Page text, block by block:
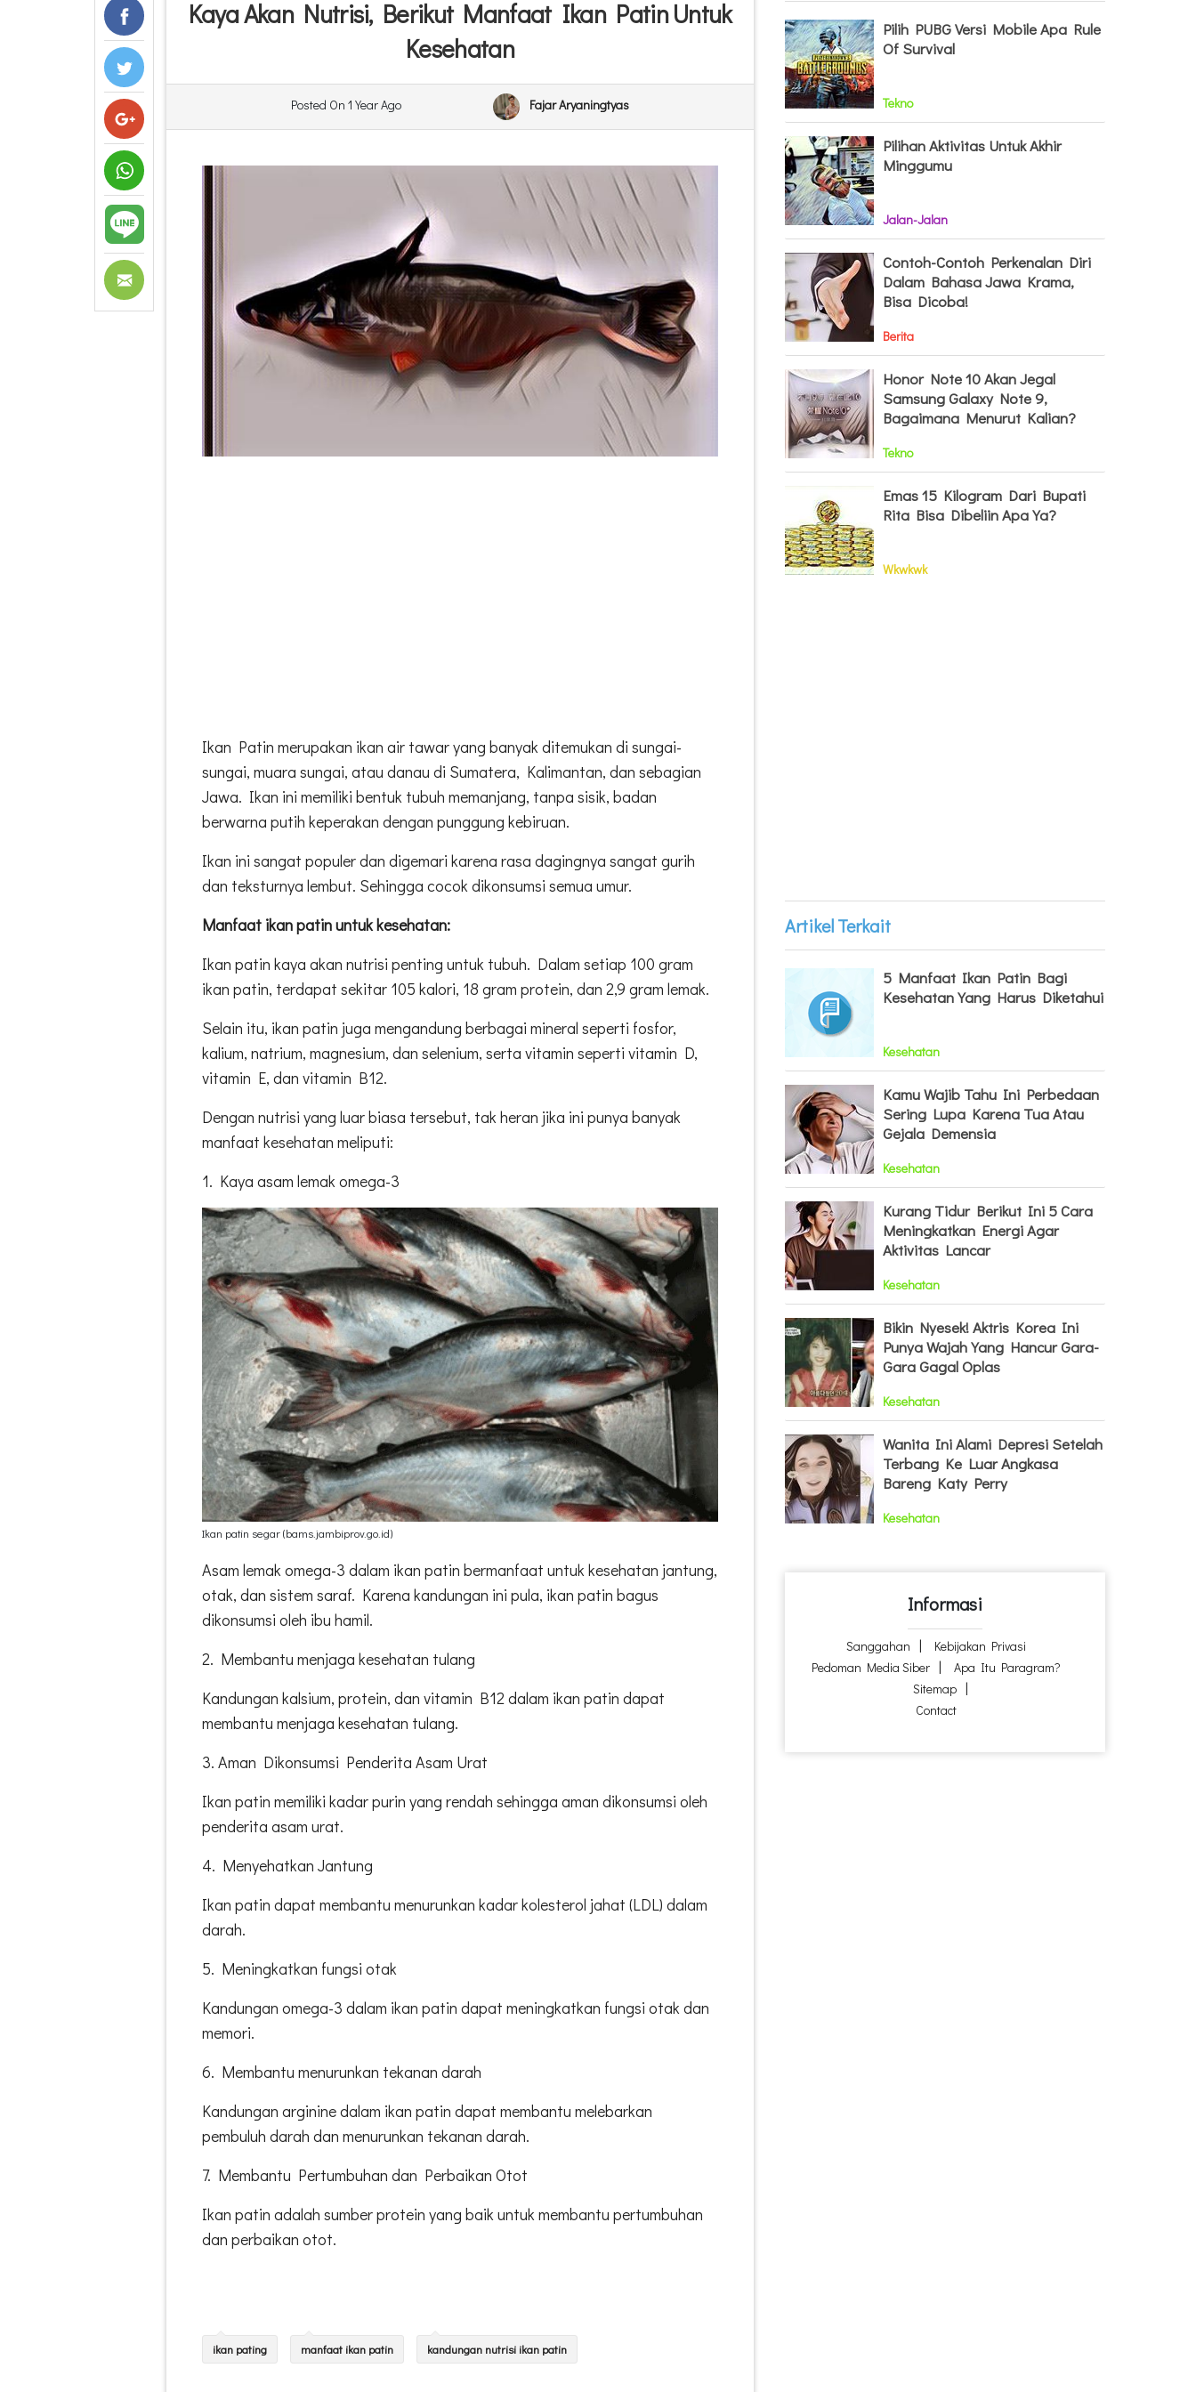
Kaya Akan Nutrisi, Berikut Manfaat Ikan Patin Untuk
Kesehatan
Posted On 1 Year Ago Fajar Aryaningtyas
Ikan Patin merupakan ikan air tawar yang banyak ditemukan di sungai-
sungai, muara sungai, atau danau di Sumatera, Kalimantan, dan sebagian
Jawa. Ikan ini memiliki bentuk tubuh memanjang, tanpa sisik, badan
berwarna putih keperakan dengan punggung kebiruan.
Ikan ini sangat populer dan digemari karena rasa dagingnya sangat gurih
dan teksturnya lembut. Sehingga cocok dikonsumsi semua umur.
Manfaat ikan patin untuk kesehatan:
Ikan patin kaya akan nutrisi penting untuk tubuh. Dalam setiap 100 gram
ikan patin, terdapat sekitar 105 kalori, 18 gram protein, dan 2,9 gram lemak.
Selain itu, ikan patin juga mengandung berbagai mineral seperti fosfor,
kalium, natrium, magnesium, dan selenium, serta vitamin seperti vitamin D,
vitamin E, dan vitamin B12.
Dengan nutrisi yang luar biasa tersebut, tak heran jika ini punya banyak
manfaat kesehatan meliputi:
1. Kaya asam lemak omega-3
Ikan patin segar (bams.jambiprov.go.id)
Asam lemak omega-3 dalam ikan patin bermanfaat untuk kesehatan jantung,
otak, dan sistem saraf. Karena kandungan ini pula, ikan patin bagus
dikonsumsi oleh ibu hamil.
2. Membantu menjaga kesehatan tulang
Kandungan kalsium, protein, dan vitamin B12 dalam ikan patin dapat
membantu menjaga kesehatan tulang.
3. Aman Dikonsumsi Penderita Asam Urat
Ikan patin memiliki kadar purin yang rendah sehingga aman dikonsumsi oleh
penderita asam urat.
4. Menyehatkan Jantung
Ikan patin dapat membantu menurunkan kadar kolesterol jahat (LDL) dalam
darah.
5. Meningkatkan fungsi otak
Kandungan omega-3 dalam ikan patin dapat meningkatkan fungsi otak dan
memori.
6. Membantu menurunkan tekanan darah
Kandungan arginine dalam ikan patin dapat membantu melebarkan
pembuluh darah dan menurunkan tekanan darah.
7. Membantu Pertumbuhan dan Perbaikan Otot
Ikan patin adalah sumber protein yang baik untuk membantu pertumbuhan
dan perbaikan otot.
ikan pating manfaat ikan patin kandungan nutrisi ikan patin
Pilih PUBG Versi Mobile Apa Rule
Of Survival
Tekno
Pilihan Aktivitas Untuk Akhir
Minggumu
Jalan-Jalan
Contoh-Contoh Perkenalan Diri
Dalam Bahasa Jawa Krama,
Bisa Dicoba!
Berita
Honor Note 10 Akan Jegal
Samsung Galaxy Note 9,
Bagaimana Menurut Kalian?
Tekno
Emas 15 Kilogram Dari Bupati
Rita Bisa Dibeliin Apa Ya?
Wkwkwk
Artikel Terkait
5 Manfaat Ikan Patin Bagi
Kesehatan Yang Harus Diketahui
Kesehatan
Kamu Wajib Tahu Ini Perbedaan
Sering Lupa Karena Tua Atau
Gejala Demensia
Kesehatan
Kurang Tidur Berikut Ini 5 Cara
Meningkatkan Energi Agar
Aktivitas Lancar
Kesehatan
Bikin Nyesek! Aktris Korea Ini
Punya Wajah Yang Hancur Gara-
Gara Gagal Oplas
Kesehatan
Wanita Ini Alami Depresi Setelah
Terbang Ke Luar Angkasa
Bareng Katy Perry
Kesehatan
Informasi
Sanggahan
Kebijakan Privasi
Pedoman Media Siber
Apa Itu Paragram?
Sitemap
Contact